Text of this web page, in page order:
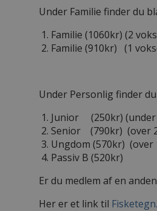
Under Familie finder du
Familie (1060kr) (2
Familie (910kr) (1
Under Personlig finder du
Junior (250kr) (under
Senior (790kr) (over
Ungdom (570kr) (over
Passiv B (520kr)
Er du medlem af en
Her er et link til